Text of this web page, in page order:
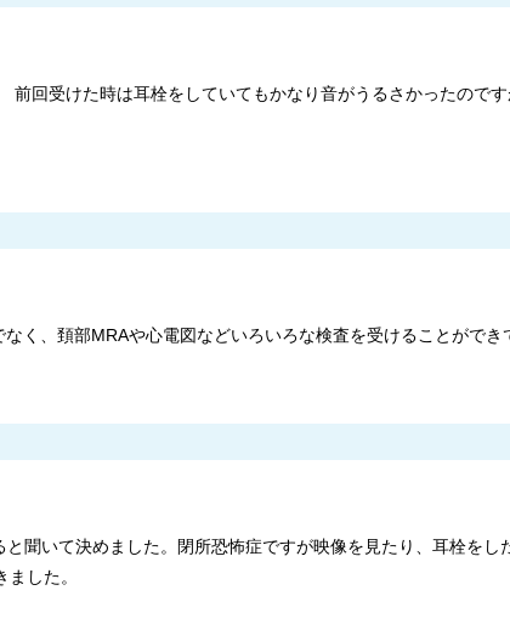
前回受けた時は耳栓をしていてもかなり音がうるさかったので
く、頚部MRAや心電図などいろいろな検査を受けることができ
聞いて決めました。閉所恐怖症ですが映像を見たり、耳栓を
した。